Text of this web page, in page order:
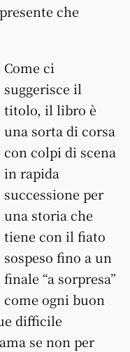
che
Come ci
suggerisce il
titolo, il libro è
una sorta di corsa
con colpi di scena
in rapida
successione per
una storia che
tiene con il fiato
sospeso fino a un
finale “a sorpresa”
come ogni buon
difficile
se non per